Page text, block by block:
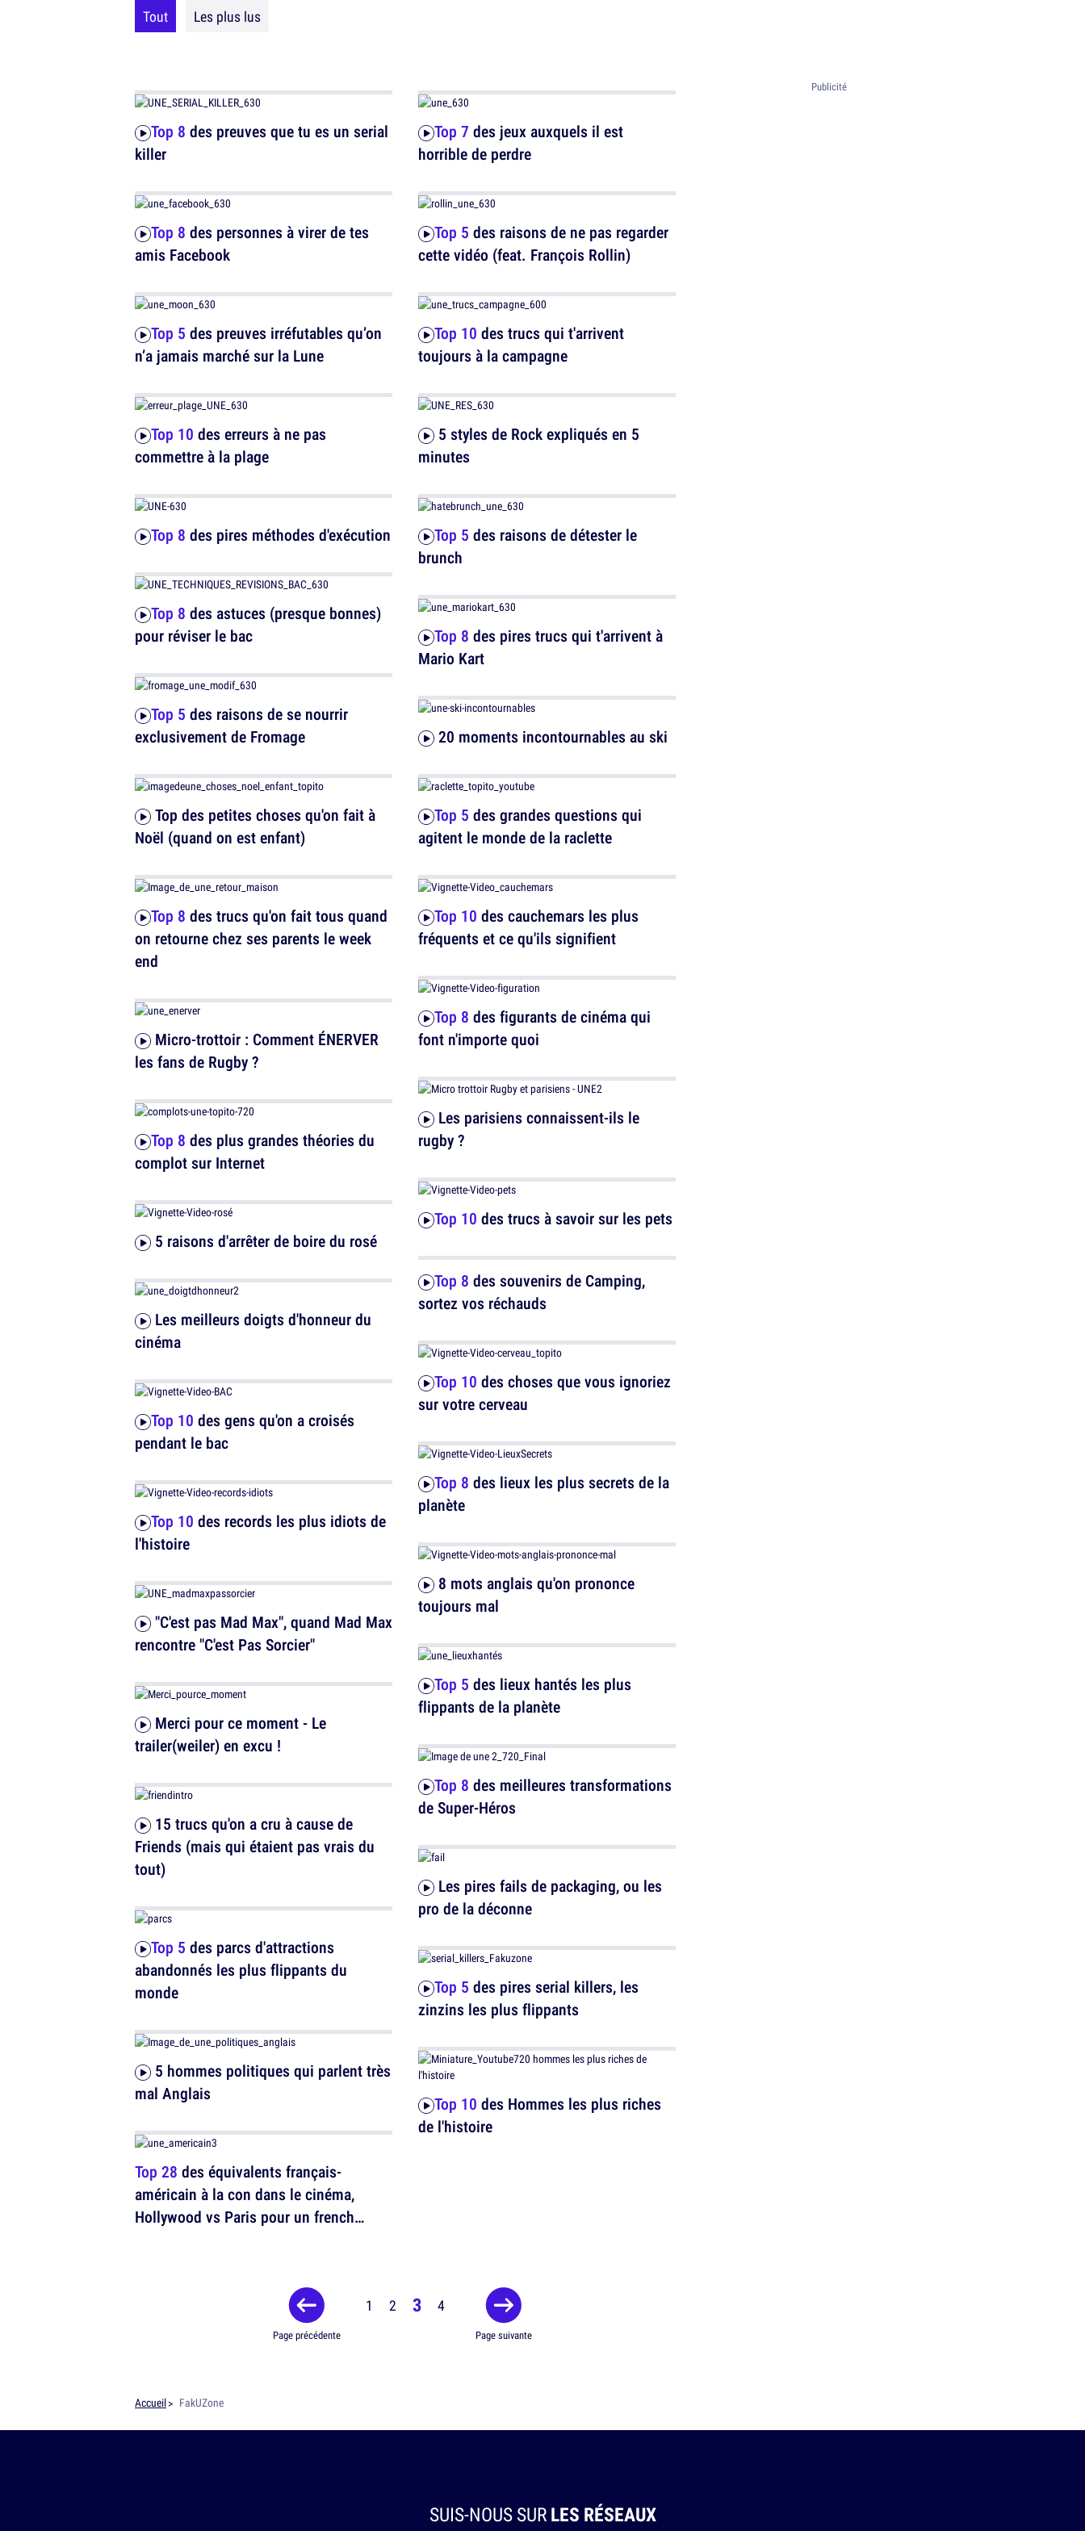
Tout Les plus lus
Top 8 des preuves que tu es un serial
killer
Top 8 des personnes à virer de tes
amis Facebook
Top 5 des preuves irréfutables qu’on
n’a jamais marché sur la Lune
Top 10 des erreurs à ne pas
commettre à la plage
Top 8 des pires méthodes d'exécution
Top 8 des astuces (presque bonnes)
pour réviser le bac
Top 5 des raisons de se nourrir
exclusivement de Fromage
Noël (quand on est enfant)
Top 8 des trucs qu'on fait tous quand
on retourne chez ses parents le week
end
les fans de Rugby ?
Top 8 des plus grandes théories du
complot sur Internet
5 raisons d'arrêter de boire du rosé
cinéma
Top 10 des gens qu'on a croisés
pendant le bac
Top 10 des records les plus idiots de
l'histoire
rencontre "C'est Pas Sorcier"
trailer(weiler) en excu !
Friends (mais qui étaient pas vrais du
tout)
Top 5 des parcs d'attractions
abandonnés les plus flippants du
monde
mal Anglais
Top 28 des équivalents français-
américain à la con dans le cinéma,
Hollywood vs Paris pour un french
Top 7 des jeux auxquels il est
horrible de perdre
Top 5 des raisons de ne pas regarder
cette vidéo (feat. François Rollin)
Top 10 des trucs qui t'arrivent
toujours à la campagne
minutes
Top 5 des raisons de détester le
brunch
Top 8 des pires trucs qui t'arrivent à
Mario Kart
20 moments incontournables au ski
Top 5 des grandes questions qui
agitent le monde de la raclette
Top 10 des cauchemars les plus
fréquents et ce qu'ils signifient
Top 8 des figurants de cinéma qui
font n'importe quoi
rugby ?
Top 10 des trucs à savoir sur les pets
Top 8 des souvenirs de Camping,
sortez vos réchauds
Top 10 des choses que vous ignoriez
sur votre cerveau
Top 8 des lieux les plus secrets de la
planète
toujours mal
Top 5 des lieux hantés les plus
flippants de la planète
Top 8 des meilleures transformations
de Super-Héros
pro de la déconne
Top 5 des pires serial killers, les
zinzins les plus flippants
Top 10 des Hommes les plus riches
de l'histoire
Page précédente
1 2 3 4
Page suivante
Accueil FakUZone
SUIS-NOUS SURLES RÉSEAUX